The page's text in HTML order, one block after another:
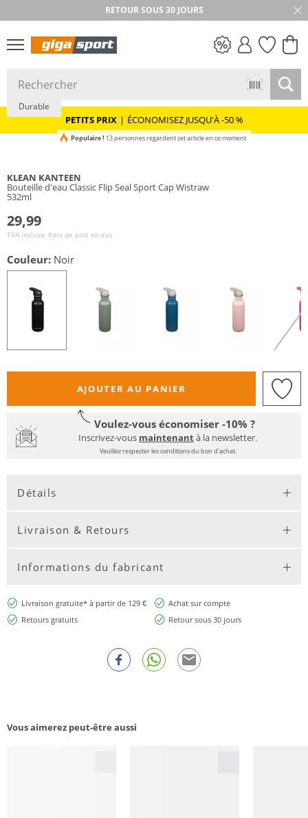
RETOUR SOUS 30 JOURS
PETITS PRIX
PETITS PRIX | ÉCONOMISEZ JUSQU'À -50 %
Durable
Populaire ! 13 personnes regardent cet article en ce moment
KLEAN KANTEEN
Bouteille d'eau Classic Flip Seal Sport Cap Wistraw
532ml
29,99
TVA incluse, frais de port en sus
Couleur: Noir
AJOUTER AU PANIER
Voulez-vous économiser -10% ?
Inscrivez-vous maintenantà la newsletter.
Veuillez respecter les conditions du bon d'achat.
Détails
Livraison & Retours
Informations du fabricant
Livraison gratuite* à partir de 129 €
Achat sur compte
Retours gratuits
Retour sous 30 jours
Vous aimerez peut-être aussi